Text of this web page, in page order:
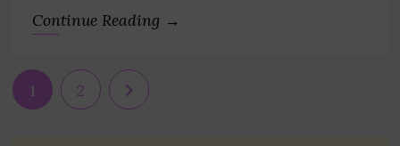
Continue Reading →
1 2